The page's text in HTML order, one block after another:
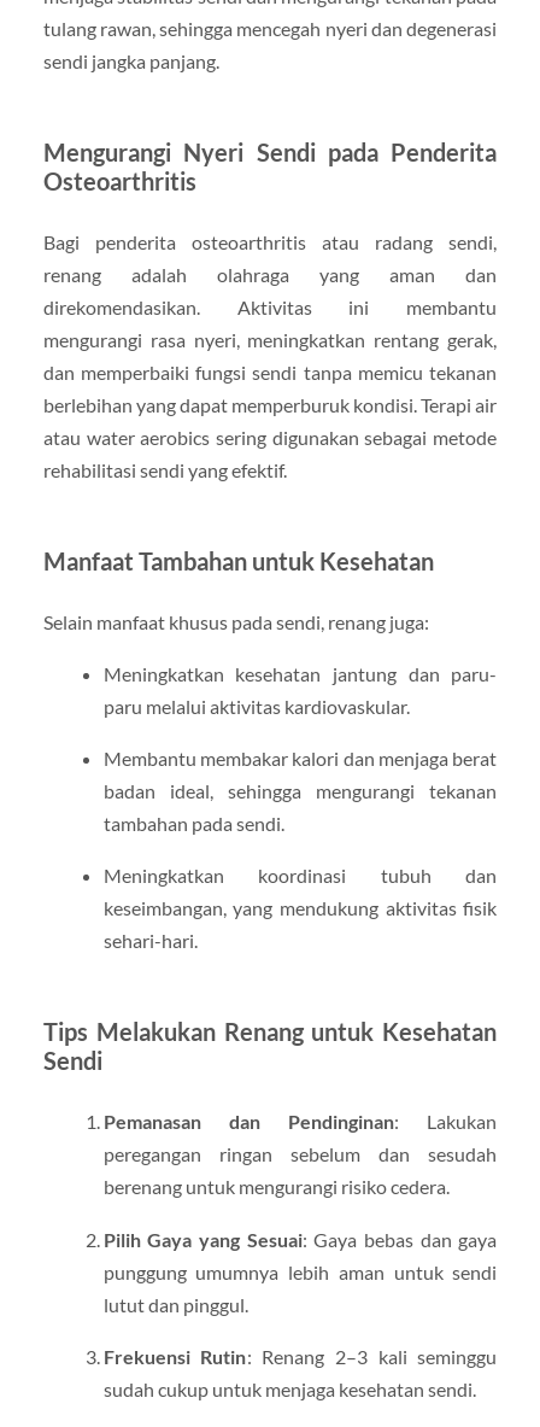
tulang rawan, sehingga mencegah nyeri dan degenerasi
sendi jangka panjang.
Mengurangi Nyeri Sendi pada Penderita
Osteoarthritis
Bagi penderita osteoarthritis atau radang sendi,
renang adalah olahraga yang aman dan
direkomendasikan. Aktivitas ini membantu
mengurangi rasa nyeri, meningkatkan rentang gerak,
dan memperbaiki fungsi sendi tanpa memicu tekanan
berlebihan yang dapat memperburuk kondisi. Terapi air
atau water aerobics sering digunakan sebagai metode
rehabilitasi sendi yang efektif.
Manfaat Tambahan untuk Kesehatan
Selain manfaat khusus pada sendi, renang juga:
Meningkatkan kesehatan jantung dan paru-
paru melalui aktivitas kardiovaskular.
Membantu membakar kalori dan menjaga berat
badan ideal, sehingga mengurangi tekanan
tambahan pada sendi.
Meningkatkan koordinasi tubuh dan
keseimbangan, yang mendukung aktivitas fisik
sehari-hari.
Tips Melakukan Renang untuk Kesehatan
Sendi
Pemanasan dan Pendinginan: Lakukan
peregangan ringan sebelum dan sesudah
berenang untuk mengurangi risiko cedera.
Pilih Gaya yang Sesuai: Gaya bebas dan gaya
punggung umumnya lebih aman untuk sendi
lutut dan pinggul.
Frekuensi Rutin: Renang 2–3 kali seminggu
sudah cukup untuk menjaga kesehatan sendi.